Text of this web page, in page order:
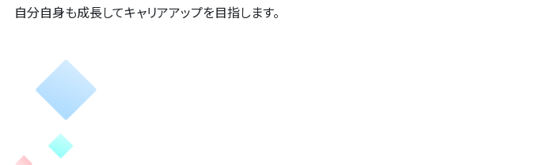
自分自身も成長してキャリアアップを目指します。